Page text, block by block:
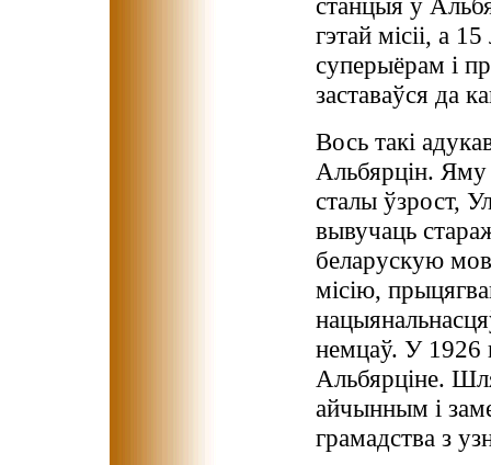
гэтай місіі, а
суперыёрам i
заставаўся да
Вось такі
Альбярцін.
сталы ўзрост,
вывучаць
беларускую
місію,
немцаў. У 1926
Альбярціне.
айчынным і
грамадства з